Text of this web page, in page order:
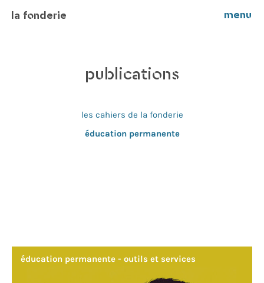
la fonderie menu
publications
les cahiers de la fonderie
éducation permanente
éducation permanente - outils et services